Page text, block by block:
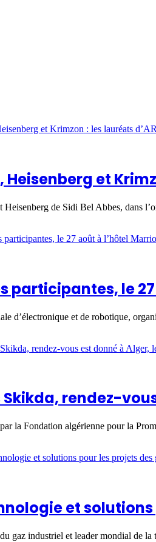
et
de Sidi Bel Abbes, dans
participantes, le
d’électronique et de robotique,
Skikda, rendez-
la Fondation algérienne pour la
et
gaz industriel et leader mondial de la